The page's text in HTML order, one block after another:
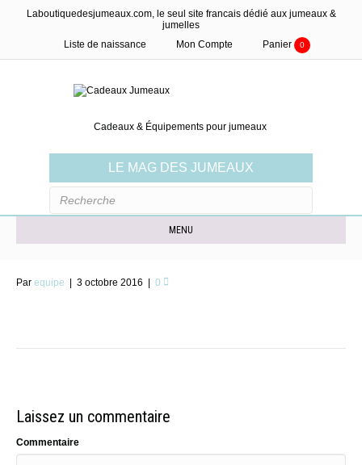
Laboutiquedesjumeaux.com, le seul site francais dédié aux jumeaux &
jumelles
Liste de naissance
Mon Compte Panier 0
Cadeaux & Équipements pour jumeaux
LE MAG DES JUMEAUX
MENU
Par equipe 3 octobre 2016 0
Laissez un commentaire
Commentaire